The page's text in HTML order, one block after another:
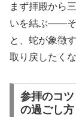
まず拝殿から
いを結ぶ——そ
と、蛇が象徴
取り戻したく
参拝のコ
の過ごし方